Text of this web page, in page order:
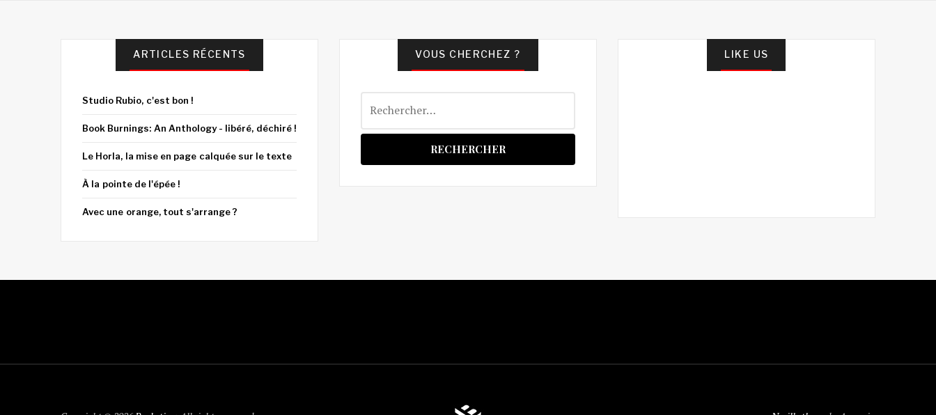
ARTICLES RÉCENTS
Studio Rubio, c'est bon !
Book Burnings: An Anthology - libéré, déchiré !
Le Horla, la mise en page calquée sur le texte
À la pointe de l'épée !
Avec une orange, tout s'arrange ?
VOUS CHERCHEZ ? LIKE US